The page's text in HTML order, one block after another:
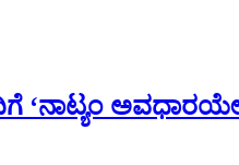
‘ನಾಟ್ಯಂ